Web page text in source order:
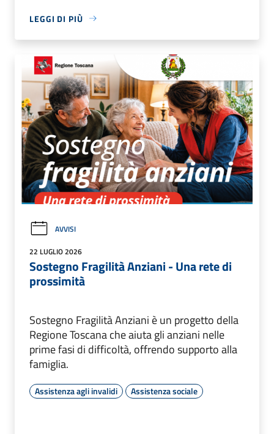
LEGGI DI PIÙ
AVVISI
22 LUGLIO 2026
Sostegno Fragilità Anziani - Una rete di
prossimità
Sostegno Fragilità Anziani è un progetto della
Regione Toscana che aiuta gli anziani nelle
prime fasi di difficoltà, offrendo supporto alla
famiglia.
Assistenza agli invalidi Assistenza sociale